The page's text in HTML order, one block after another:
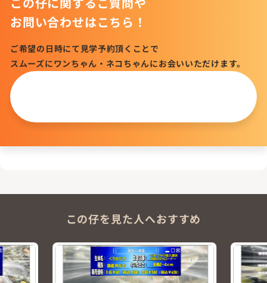
お問い合わせはこちら！
ご希望の日時にて見学予約頂くことで
スムーズにワンちゃん・ネコちゃんにお会いいただけます。
この仔を見た人へおすすめ